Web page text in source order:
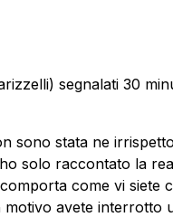
segnalati 30
sono stata ne
solo raccontato la
comporta come vi siete
motivo avete interrotto